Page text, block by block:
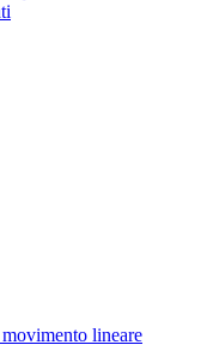
lineare